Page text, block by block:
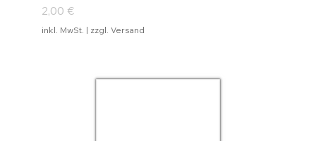
Preis
2,00 €
inkl. MwSt. | zzgl. Versand